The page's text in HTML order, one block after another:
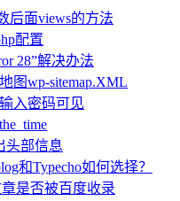
后面views的方法
配置
28”解决办法
图wp-sitemap.XML
入密码可见
头部信息
和Typecho如何选择？
章是否被百度收录